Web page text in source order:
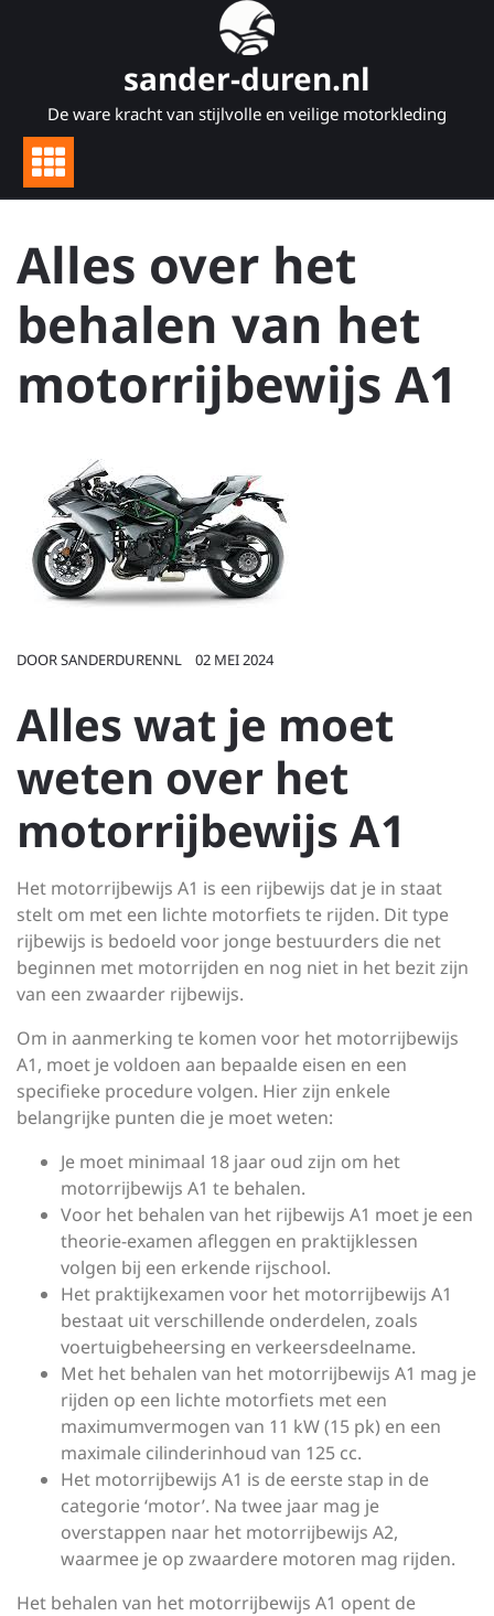
sander-duren.nl
De ware kracht van stijlvolle en veilige motorkleding
Alles over het
behalen van het
motorrijbewijs A1
DOORSANDERDURENNL 02 MEI 2024
Alles wat je moet
weten over het
motorrijbewijs A1
Het motorrijbewijs A1 is een rijbewijs dat je in staat
stelt om met een lichte motorfiets te rijden. Dit type
rijbewijs is bedoeld voor jonge bestuurders die net
beginnen met motorrijden en nog niet in het bezit zijn
van een zwaarder rijbewijs.
Om in aanmerking te komen voor het motorrijbewijs
A1, moet je voldoen aan bepaalde eisen en een
specifieke procedure volgen. Hier zijn enkele
belangrijke punten die je moet weten:
Je moet minimaal 18 jaar oud zijn om het
motorrijbewijs A1 te behalen.
Voor het behalen van het rijbewijs A1 moet je een
theorie-examen afleggen en praktijklessen
volgen bij een erkende rijschool.
Het praktijkexamen voor het motorrijbewijs A1
bestaat uit verschillende onderdelen, zoals
voertuigbeheersing en verkeersdeelname.
Met het behalen van het motorrijbewijs A1 mag je
rijden op een lichte motorfiets met een
maximumvermogen van 11 kW (15 pk) en een
maximale cilinderinhoud van 125 cc.
Het motorrijbewijs A1 is de eerste stap in de
categorie ‘motor’. Na twee jaar mag je
overstappen naar het motorrijbewijs A2,
waarmee je op zwaardere motoren mag rijden.
Het behalen van het motorrijbewijs A1 opent de